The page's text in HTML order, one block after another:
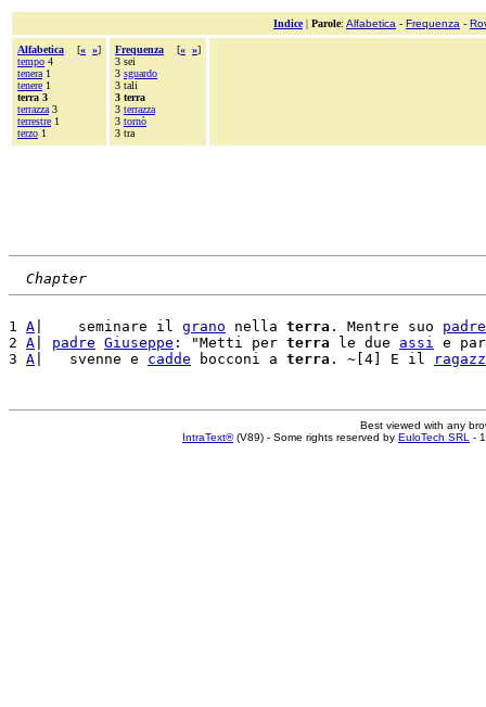
Indice| Parole: Alfabetica - Frequenza -
Alfabetica [« »]
tempo 4
tenera 1
tenere 1
terra 3
terrazza 3
terrestre 1
terzo 1
Frequenza [« »]
3 sei
3 sguardo
3 tali
3 terra
3 terrazza
3 tornò
3 tra
Chapter
1 A |    seminare il grano nella terra . Mentre suo padre
2 A padre Giuseppe : "Metti per terra le due assi e
3 A |   svenne e cadde bocconi a terra . ~[4] E il
Best viewed with any
IntraText®(V89) - Some rights reserved by EuloTech SRL -